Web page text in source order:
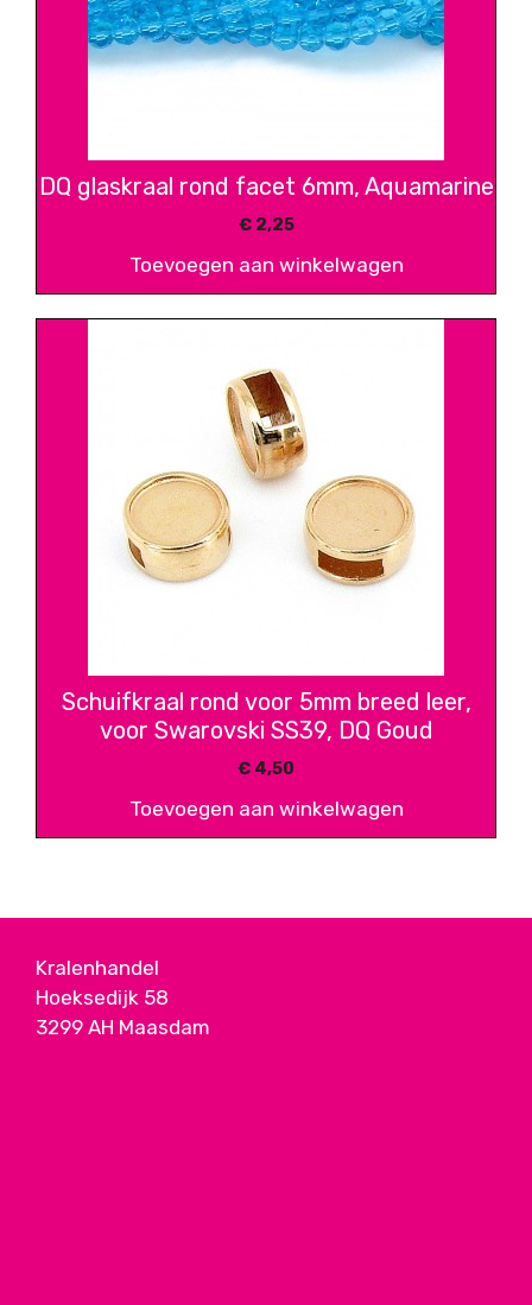
DQ glaskraal rond facet 6mm, Aquamarine
€2,25
Toevoegen aan winkelwagen
Schuifkraal rond voor 5mm breed leer,
voor Swarovski SS39, DQ Goud
€ 4,50
Toevoegen aan winkelwagen
Kralenhandel
Hoeksedijk 58
3299 AH Maasdam